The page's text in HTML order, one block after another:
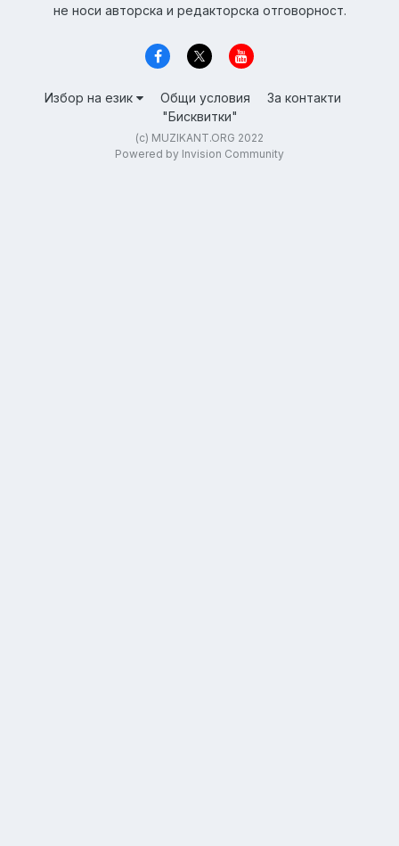
не носи авторска и редакторска отговорност.
Избор на език Общи условия
За контакти
"Бисквитки"
(c) MUZIKANT.ORG 2022
Powered by Invision Community